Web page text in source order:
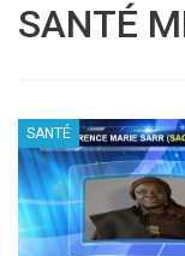
SANTÉ
SANTÉ